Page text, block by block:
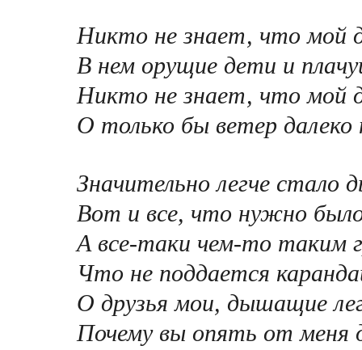
Никто не знает, что мой
В нем орущие дети и
Никто не знает, что мой
О только бы ветер далеко
Значительно легче стало
Вот и все, что нужно
А все-таки чем-то таким
Что не поддается
О друзья мои, дышащие
Почему вы опять от меня